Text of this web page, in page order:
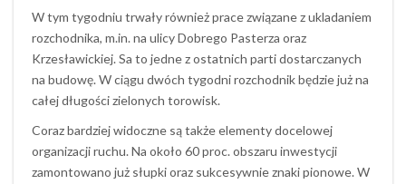
W tym tygodniu trwały również prace związane z ukladaniem
rozchodnika, m.in. na ulicy Dobrego Pasterza oraz
Krzesławickiej. Sa to jedne z ostatnich parti dostarczanych
na budowę. W ciągu dwóch tygodni rozchodnik będzie już na
całej długości zielonych torowisk.
Coraz bardziej widoczne są także elementy docelowej
organizacji ruchu. Na około 60 proc. obszaru inwestycji
zamontowano już słupki oraz sukcesywnie znaki pionowe. W